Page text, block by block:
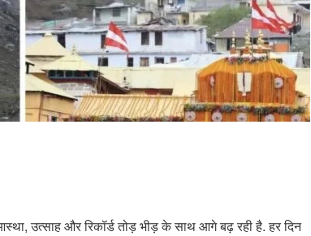
उत्साह और रिकॉर्ड तोड़ भीड़ के साथ आगे बढ़ रही है. हर दिन